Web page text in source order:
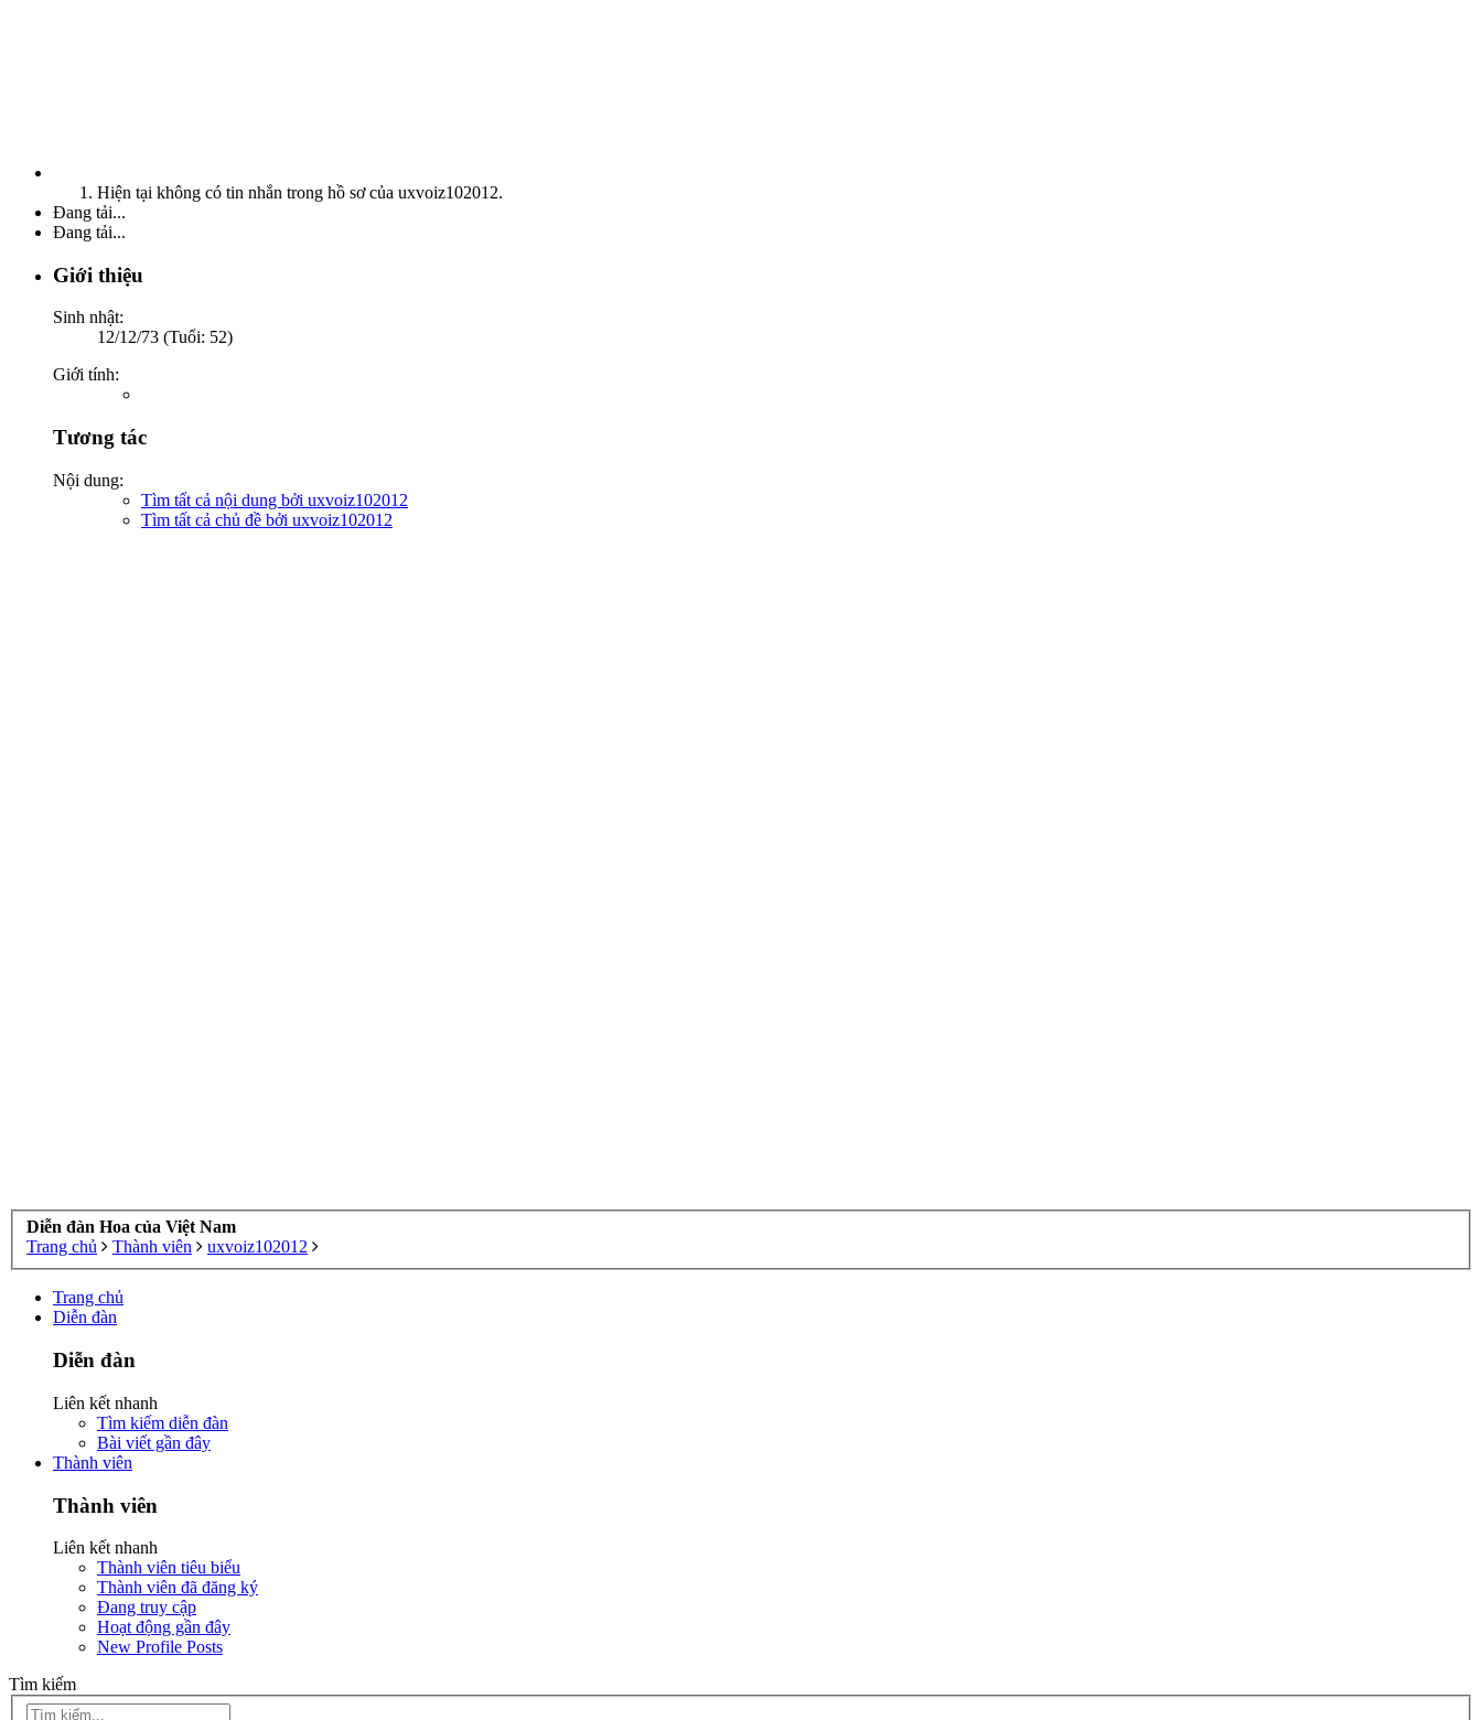
Hiện tại không có tin nhắn trong hồ sơ của uxvoiz102012.
Đang tải...
Đang tải...
Giới thiệu
Sinh nhật:
12/12/73 (Tuổi: 52)
Giới tính:
Tương tác
Nội dung:
Tìm tất cả nội dung bởi uxvoiz102012
Tìm tất cả chủ đề bởi uxvoiz102012
Diễn đàn Hoa của Việt Nam
Trang chủ
Thành viên uxvoiz102012
Trang chủ
Diễn đàn
Diễn đàn
Liên kết nhanh
Tìm kiếm diễn đàn
Bài viết gần đây
Thành viên
Thành viên
Liên kết nhanh
Thành viên tiêu biểu
Thành viên đã đăng ký
Đang truy cập
Hoạt động gần đây
New Profile Posts
Tìm kiếm